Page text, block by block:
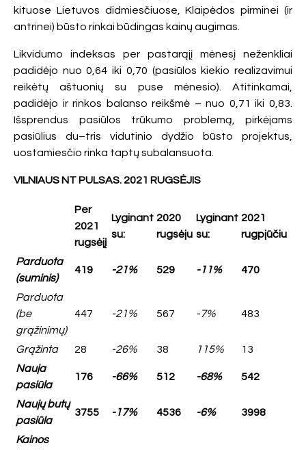
kituose Lietuvos didmiesčiuose, Klaipėdos pirminei (ir
antrinei) būsto rinkai būdingas kainų augimas.
Likvidumo indeksas per pastarąjį mėnesį neženkliai
padidėjo nuo 0,64 iki 0,70 (pasiūlos kiekio realizavimui
reikėtų aštuonių su puse mėnesio). Atitinkamai,
padidėjo ir rinkos balanso reikšmė – nuo 0,71 iki 0,83.
Išsprendus pasiūlos trūkumo problemą, pirkėjams
pasiūlius du–tris vidutinio dydžio būsto projektus,
uostamiesčio rinka taptų subalansuota.
VILNIAUS NT PULSAS. 2021 RUGSĖJIS
Per
2021
rugsėjį
Lyginant
su:
2020
rugsėju
Lyginant
su:
2021
rugpjūčiu
Parduota
(suminis)
419 -21% 529 -11% 470
Parduota
(be
grąžinimų)
447 -21% 567 -7% 483
Grąžinta 28 -26% 38 115%
13
Nauja
pasiūla
176 -66% 512 -68% 542
Naujų butų
pasiūla
3755 -17% 4536 -6% 3998
Kainos